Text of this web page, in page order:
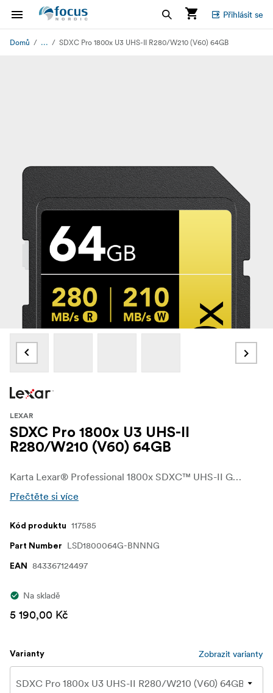
Přihlásit se
Domů ... SDXC Pro 1800x U3 UHS-II R280/W210 (V60) 64GB
LEXAR
SDXC Pro 1800x U3 UHS-II
R280/W210 (V60) 64GB
Karta Lexar® Professional 1800x SDXC™ UHS-II GOLD, navržená pro vaše digitální zrcadlovky nebo bezzrcadlovky, vám umožní rychle zachytit a přenést vysoce kvalitní fotografie a ohromující Full HD a 4K video při rychlostí čtení až 280 MB/s1. Díky nejnovější technologii UHS-II a hodnocení Video Speed Class 60 (V60) tato karta dramaticky urychlí vaši práci - od začátku až do konce.
Přečtěte si více
Kód produktu 117585
Part Number LSD1800064G-BNNNG
EAN 843367124497
Na skladě
5 190,00 Kč
Varianty Zobrazit varianty